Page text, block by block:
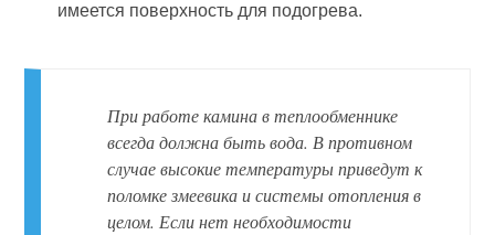
имеется поверхность для подогрева.
При работе камина в теплообменнике
всегда должна быть вода. В противном
случае высокие температуры приведут к
поломке змеевика и системы отопления в
целом. Если нет необходимости